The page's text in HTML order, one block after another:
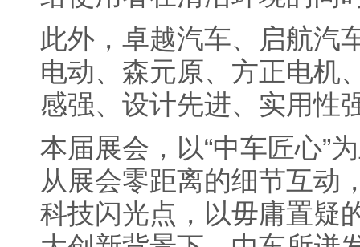
此外，卓越汽车、启航汽
电动、森元原、方正电机
感强、设计先进、实用性
本届展会，以“中车匠心”
从展会零距离的细节互动
科技闪光点，以毋庸置疑